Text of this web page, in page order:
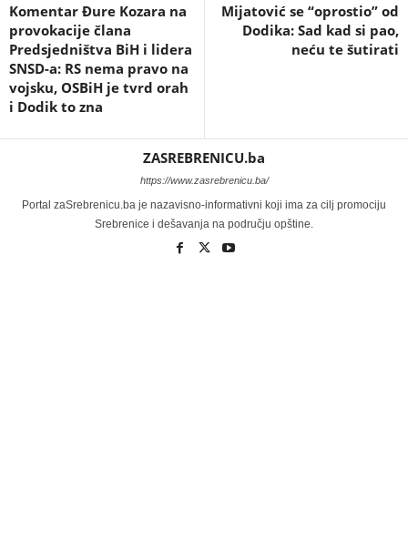
Komentar Đure Kozara na
provokacije člana
Predsjedništva BiH i lidera
SNSD-a: RS nema pravo na
vojsku, OSBiH je tvrd orah
i Dodik to zna
Mijatović se “oprostio” od
Dodika: Sad kad si pao,
neću te šutirati
ZASREBRENICU.ba
https://www.zasrebrenicu.ba/
Portal zaSrebrenicu.ba je nazavisno-informativni koji ima za cilj promociju
Srebrenice i dešavanja na području opštine.